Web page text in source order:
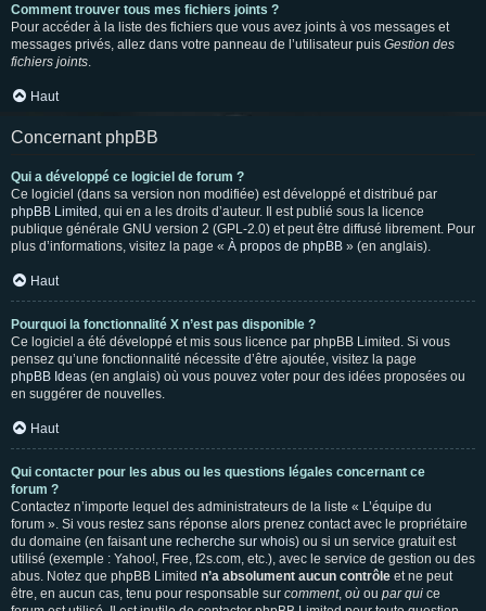
Comment trouver tous mes fichiers joints ?
Pour accéder à la liste des fichiers que vous avez joints à vos messages et
messages privés, allez dans votre panneau de l’utilisateur puis Gestion des
fichiers joints.
Haut
Concernant phpBB
Qui a développé ce logiciel de forum ?
Ce logiciel (dans sa version non modifiée) est développé et distribué par
phpBB Limited , qui en a les droits d’auteur. Il est publié sous la licence
publique générale GNU version 2 (GPL-2.0) et peut être diffusé librement. Pour
plus d’informations, visitez la page « À propos de phpBB » (en anglais).
Haut
Pourquoi la fonctionnalité X n’est pas disponible ?
Ce logiciel a été développé et mis sous licence par phpBB Limited. Si vous
pensez qu’une fonctionnalité nécessite d’être ajoutée, visitez la page
phpBB Ideas (en anglais) où vous pouvez voter pour des idées proposées ou
en suggérer de nouvelles.
Haut
Qui contacter pour les abus ou les questions légales concernant ce
forum ?
Contactez n’importe lequel des administrateurs de la liste « L’équipe du
forum ». Si vous restez sans réponse alors prenez contact avec le propriétaire
du domaine (en faisant une recherche sur whois) ou si un service gratuit est
utilisé (exemple : Yahoo!, Free, f2s.com, etc.), avec le service de gestion ou des
abus. Notez que phpBB Limited n’a absolument aucun contrôle et ne peut
être, en aucun cas, tenu pour responsable sur comment, où ou par qui ce